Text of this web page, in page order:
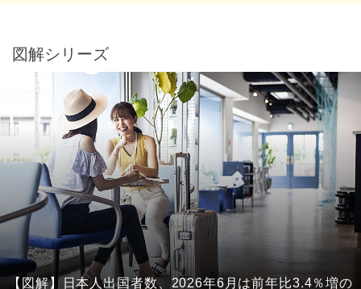
図解シリーズ
【図解】日本人出国者数、2026年6月は前年比3.4％増の